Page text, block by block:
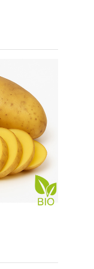
3.28 €*